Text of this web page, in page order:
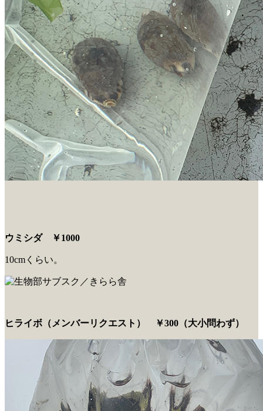
ウミシダ ￥1000
10cmくらい。
ヒライボ（メンバーリクエスト） ￥300（大小問わず）